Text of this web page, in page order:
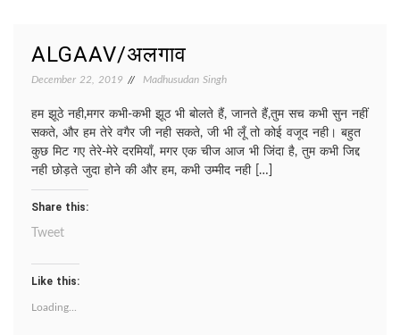
ALGAAV/अलगाव
December 22, 2019 Madhusudan Singh
हम झूठे नही,मगर कभी-कभी झूठ भी बोलते हैं, जानते हैं,तुम सच कभी सुन नहीं
सकते, और हम तेरे वगैर जी नही सकते, जी भी लूँ तो कोई वजूद नही। बहुत
कुछ मिट गए तेरे-मेरे दरमियाँ, मगर एक चीज आज भी जिंदा है, तुम कभी जिद्द
नही छोड़ते जुदा होने की और हम, कभी उम्मीद नही […]
Share this:
Tweet
Like this:
Loading...